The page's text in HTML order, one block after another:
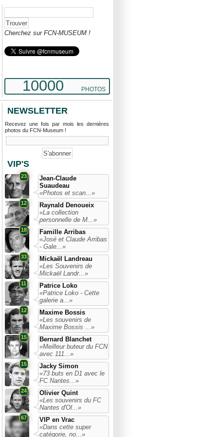
Cherchez sur FCN-MUSEUM !
10000 PHOTOS
NEWSLETTER
Recevez une fois par mois les dernières
photos du FCN-Museum !
VIP'S
23
Jean-Claude
Suaudeau
«Photos et scan...»
12
Raynald Denoueix
«La collection
personnelle de M...»
18
Famille Arribas
«José et Claude Arribas
- Gale...»
33
Mickaël Landreau
«Les Souvenirs de
Mickaël Landr...»
11
Patrice Loko
«Patrice Loko - Cette
galerie a...»
12
Maxime Bossis
«Les souvenirs de
Maxime Bossis ...»
15
Bernard Blanchet
«Meilleur buteur du FCN
avec 111...»
15
Jacky Simon
«73 buts en D1 avec le
FC Nantes...»
24
Olivier Quint
«Les souvenirs du FC
Nantes d'Ol...»
67
VIP en Vrac
«Dans cette super
catégorie, no...»